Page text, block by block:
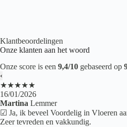
Klantbeoordelingen
Onze klanten aan het woord
Onze score is een 9,4/10 gebaseerd op
‹
★★★★★
16/01/2026
Martina Lemmer
☑ Ja, ik beveel Voordelig in Vloeren
Zeer tevreden en vakkundig.